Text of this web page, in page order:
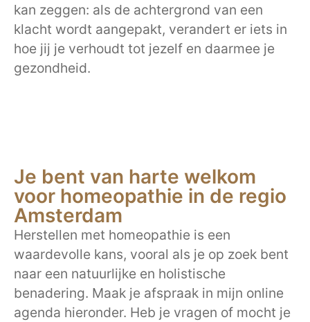
kan zeggen: als de achtergrond van een
klacht wordt aangepakt, verandert er iets in
hoe jij je verhoudt tot jezelf en daarmee je
gezondheid.
Je bent van harte welkom
voor homeopathie in de regio
Amsterdam
Herstellen met homeopathie is een
waardevolle kans, vooral als je op zoek bent
naar een natuurlijke en holistische
benadering. Maak je afspraak in mijn online
agenda hieronder. Heb je vragen of mocht je